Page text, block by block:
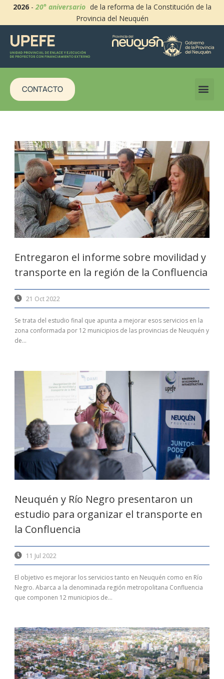
2026-20° aniversario de la reforma de la Constitución de la
Provincia del Neuquén
CONTACTO
Entregaron el informe sobre movilidad y
transporte en la región de la Confluencia
21 Oct 2022
Se trata del estudio final que apunta a mejorar esos servicios en la
zona conformada por 12 municipios de las provincias de Neuquén y
de...
Neuquén y Río Negro presentaron un
estudio para organizar el transporte en
la Confluencia
11 Jul 2022
El objetivo es mejorar los servicios tanto en Neuquén como en Río
Negro. Abarca a la denominada región metropolitana Confluencia
que componen 12 municipios de...